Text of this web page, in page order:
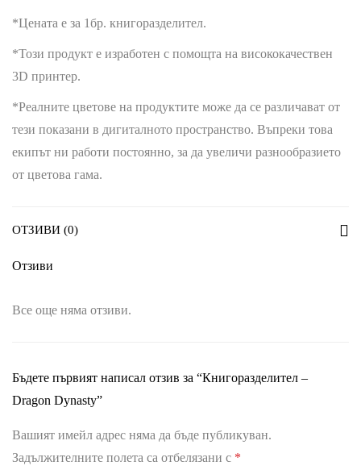
*Цената е за 1бр. книгоразделител.
*Този продукт е изработен с помощта на висококачествен
3D принтер.
*Реалните цветове на продуктите може да се различават от
тези показани в дигиталното пространство. Въпреки това
екипът ни работи постоянно, за да увеличи разнообразието
от цветова гама.
ОТЗИВИ (0)
Отзиви
Все още няма отзиви.
Бъдете първият написал отзив за “Книгоразделител –
Dragon Dynasty”
Вашият имейл адрес няма да бъде публикуван.
Задължителните полета са отбелязани с *